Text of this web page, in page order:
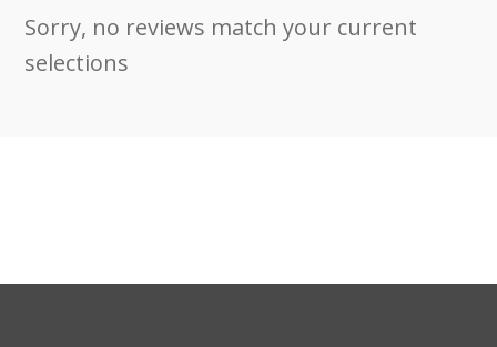
Sorry, no reviews match your current
selections